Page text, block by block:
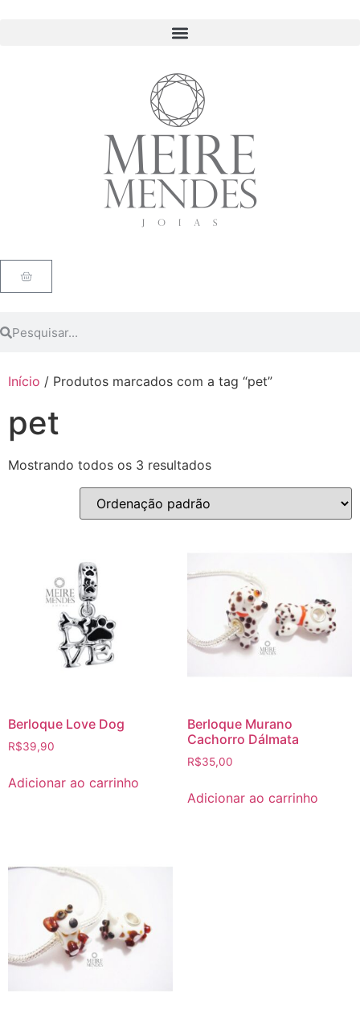
Início / Produtos marcados com a tag “pet”
pet
Mostrando todos os 3 resultados
Berloque Love Dog
R$39,90
Adicionar ao carrinho
Berloque Murano
Cachorro Dálmata
R$35,00
Adicionar ao carrinho